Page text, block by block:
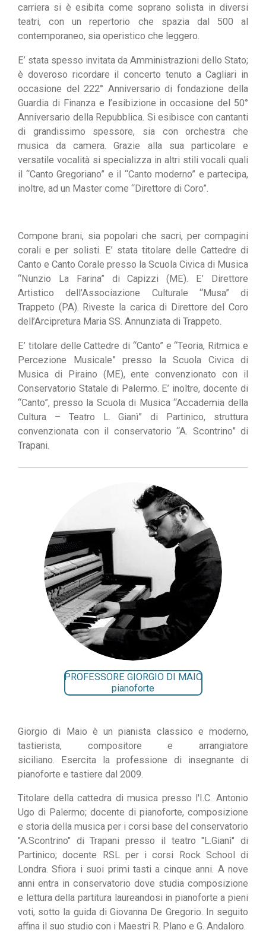
carriera si è esibita come soprano solista in diversi
teatri, con un repertorio che spazia dal 500 al
contemporaneo, sia operistico che leggero.
E’ stata spesso invitata da Amministrazioni dello Stato;
è doveroso ricordare il concerto tenuto a Cagliari in
occasione del 222° Anniversario di fondazione della
Guardia di Finanza e l’esibizione in occasione del 50°
Anniversario della Repubblica. Si esibisce con cantanti
di grandissimo spessore, sia con orchestra che
musica da camera. Grazie alla sua particolare e
versatile vocalità si specializza in altri stili vocali quali
il “Canto Gregoriano” e il “Canto moderno” e partecipa,
inoltre, ad un Master come “Direttore di Coro”.
Compone brani, sia popolari che sacri, per compagini
corali e per solisti. E’ stata titolare delle Cattedre di
Canto e Canto Corale presso la Scuola Civica di Musica
“Nunzio La Farina” di Capizzi (ME). E’ Direttore
Artistico dell’Associazione Culturale “Musa” di
Trappeto (PA). Riveste la carica di Direttore del Coro
dell’Arcipretura Maria SS. Annunziata di Trappeto.
E’ titolare delle Cattedre di “Canto” e “Teoria, Ritmica e
Percezione Musicale” presso la Scuola Civica di
Musica di Piraino (ME), ente convenzionato con il
Conservatorio Statale di Palermo. E’ inoltre, docente di
“Canto”, presso la Scuola di Musica “Accademia della
Cultura – Teatro L. Gianì” di Partinico, struttura
convenzionata con il conservatorio “A. Scontrino” di
Trapani.
PROFESSORE GIORGIO DI MAIO
pianoforte
Giorgio di Maio è un pianista classico e moderno,
tastierista, compositore e arrangiatore
siciliano. Esercita la professione di insegnante di
pianoforte e tastiere dal 2009.
Titolare della cattedra di musica presso l'I.C. Antonio
Ugo di Palermo; docente di pianoforte, composizione
e storia della musica per i corsi base del conservatorio
"A.Scontrino" di Trapani presso il teatro "L.Gianì" di
Partinico;docente RSL per i corsi Rock School di
Londra.Sfiora i suoi primi tasti a cinque anni. A nove
anni entra in conservatorio dove studia composizione
e lettura della partitura laureandosi in pianoforte a pieni
voti, sotto la guida di Giovanna De Gregorio. In seguito
affina il suo studio con i Maestri R. Plano e G. Andaloro.